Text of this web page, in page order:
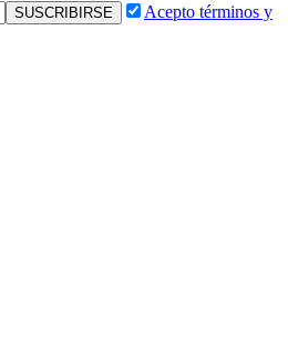
Acepto términos y